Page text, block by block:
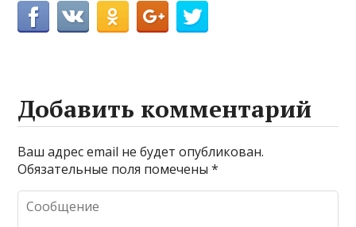
Добавить комментарий
Ваш адрес email не будет опубликован.
Обязательные поля помечены*